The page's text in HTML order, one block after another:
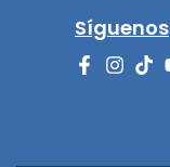
Síguenos